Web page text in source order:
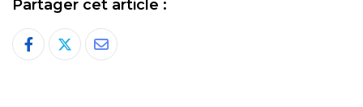
Partager cet article :
Share